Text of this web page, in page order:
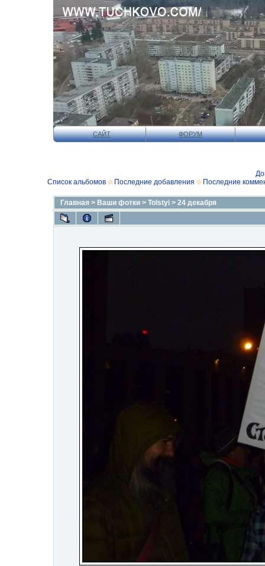
САЙТ ФОРУМ
Список альбомов
Последние добавления Последние
Главная > Ваши фотки > Tolstyi > 24 декабря